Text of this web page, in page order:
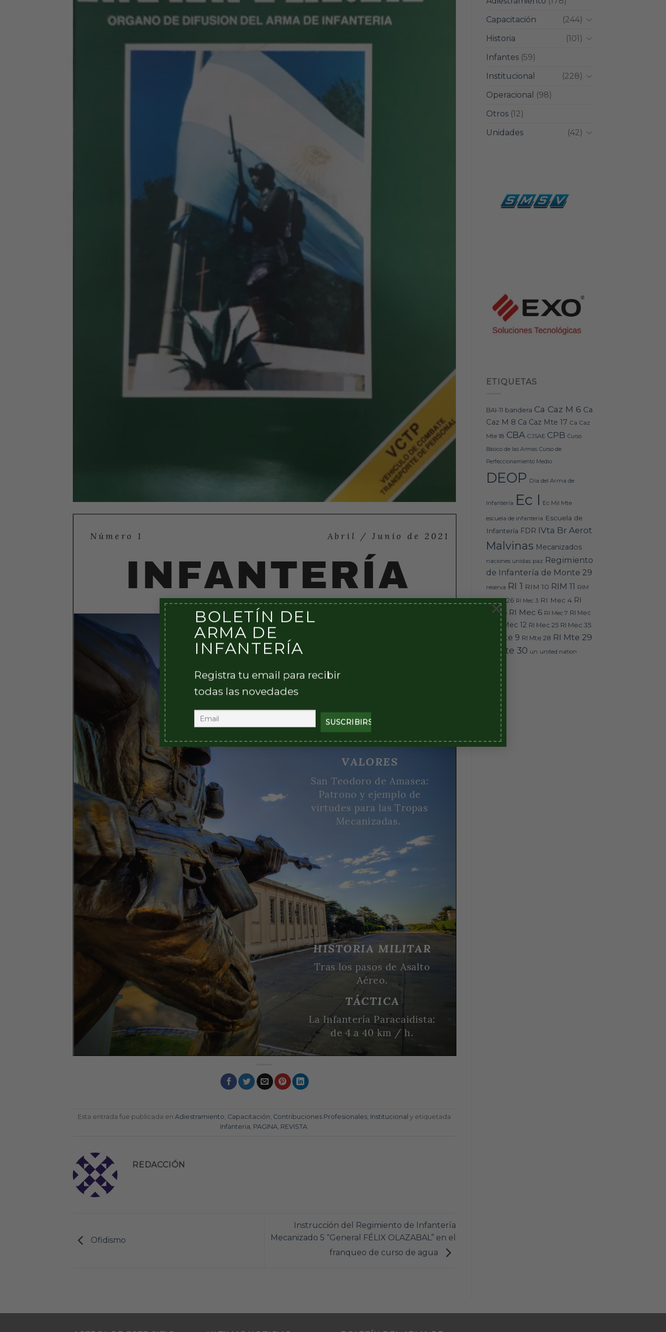
BOLETÍN DEL
ARMA DE
INFANTERÍA
Registra tu email para recibir
todas las novedades
×
Esta entrada fue publicada en Adiestramiento Capacitación Contribuciones Profesionales, Institucional y etiquetada
Infanteria PAGINA, REVISTA.
REDACCIÓN
Ofidismo
Instrucción del Regimiento de Infantería
Mecanizado 5 “General FÉLIX OLAZABAL” en el
franqueo de curso de agua
Capacitación
(244)
Historia
(101)
Infantes(59)
Institucional
(228)
Operacional
(98)
Otros(12)
Unidades
(42)
ETIQUETAS
BAI-11 bandera Ca Caz M 6 Ca
Caz M 8 Ca Caz Mte 17 Ca Caz
Mte 18 CBA CJSAE CPB Curso
Básico de las Armas Curso de
Perfeccionamiento Medio
DEOP Día del Arma de
Infantería Ec I Ec Mil Mte
escuela de infanteria Escuela de
Infantería FDR IVta Br Aerot
Malvinas Mecanizados
naciones unidas paz Regimiento
de Infantería de Monte 29
reserva RI 1 RIM 10 RIM 11 RIM
16 RIM 26 RI Mec 3 RI Mec 4 RI
Mec 5 RI Mec 6 RI Mec 7 RI Mec
RI Mec 12 RI Mec 25 RI Mec 35
RI Mte 9 RI Mte 28 RI Mte 29
RI Mte 30 un united nation